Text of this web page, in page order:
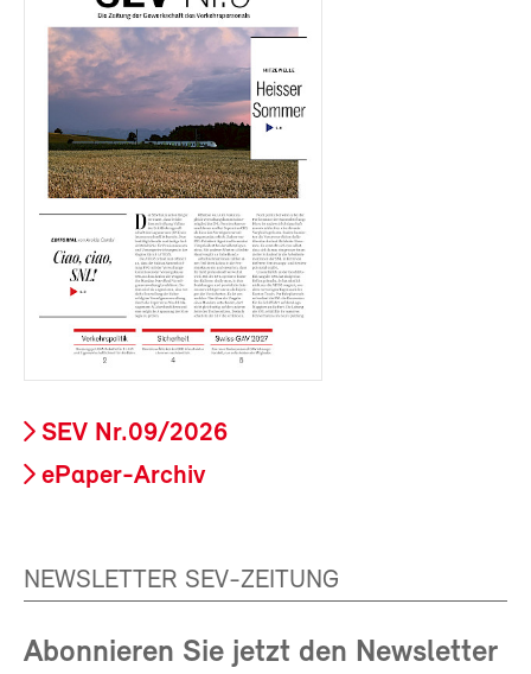
SEV Nr.09/2026
ePaper-Archiv
NEWSLETTER SEV-ZEITUNG
Abonnieren Sie jetzt den Newsletter